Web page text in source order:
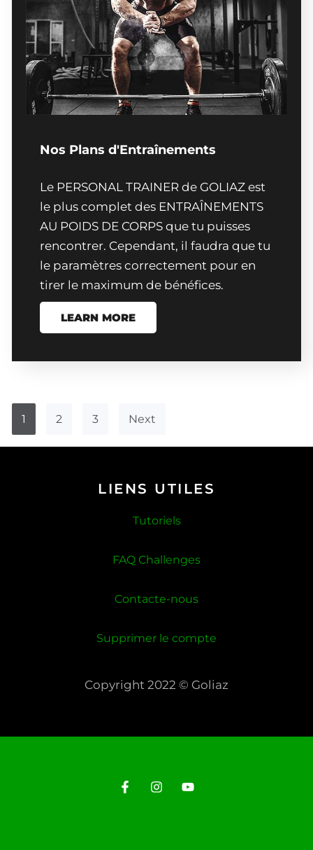
Nos Plans d'Entraînements
Le PERSONAL TRAINER de GOLIAZ est
le plus complet des ENTRAÎNEMENTS
AU POIDS DE CORPS que tu puisses
rencontrer. Cependant, il faudra que tu
le paramètres correctement pour en
tirer le maximum de bénéfices.
LEARN MORE
1 2 3 Next
LIENS UTILES
Tutoriels
FAQ Challenges
Contacte-nous
Supprimer le compte
Copyright 2022 © Goliaz